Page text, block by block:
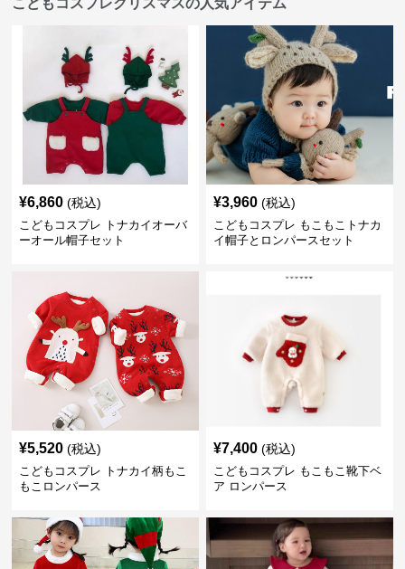
こどもコスプレクリスマスの人気アイテム
¥6,860 (税込)
こどもコスプレ トナカイオーバ
ーオール帽子セット
¥3,960 (税込)
こどもコスプレ もこもこトナカ
イ帽子とロンパースセット
¥5,520 (税込)
こどもコスプレ トナカイ柄もこ
もこロンパース
¥7,400 (税込)
こどもコスプレ もこもこ靴下ベ
ア ロンパース